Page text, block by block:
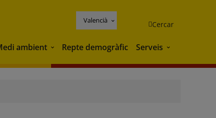
Valencià Cercar
ambient Medi ambient
Repte demogràfic Serveis Serveis